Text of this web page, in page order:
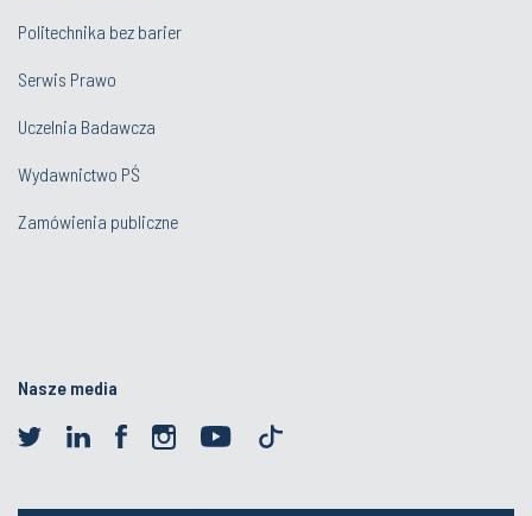
Politechnika bez barier
Serwis Prawo
Uczelnia Badawcza
Wydawnictwo PŚ
Zamówienia publiczne
Nasze media